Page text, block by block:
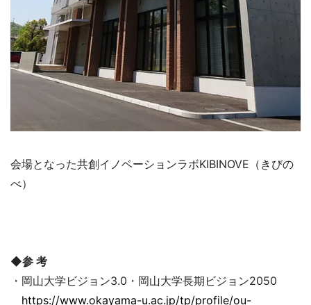
会場となった共創イノベーションラボKIBINOVE（きびの
べ）
◆参 考
・岡山大学ビジョン3.0・岡山大学長期ビジョン2050
https://www.okayama-u.ac.jp/tp/profile/ou-